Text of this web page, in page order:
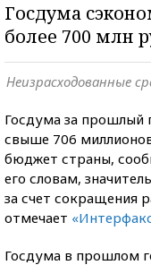
Госдума
более 700 млн
Неизрасходованные
Госдума за прошлый
свыше 706
бюджет страны,
его словам,
за счет сокращения
отмечает
Госдума в прошлом